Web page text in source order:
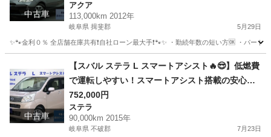
中古車
アクア
113,000km 2012年
岐阜県 揖斐郡 5月29日
✨🐾金利０％ 全店舗在庫共有❗️自社ローン最大手❗️🐾✨ ・勤続年数の短い方🆗 ・パー
アクア オトロン
中古車
【スバル ステラ L スマートアシスト🔥😎】低燃費
で運転しやすい！スマートアシスト搭載の安心・
快適な軽自動車🚗💨
752,000円
ステラ
90,000km 2015年
岐阜県 不破郡 7月23日